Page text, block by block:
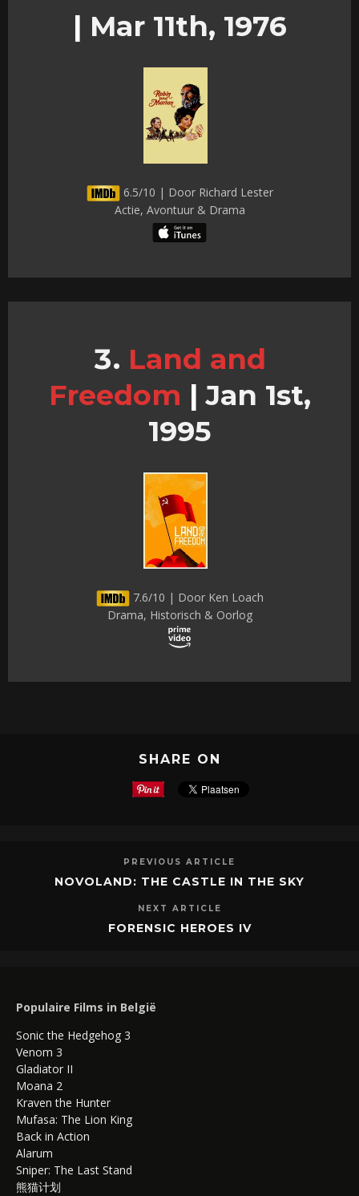
| Mar 11th, 1976
6.5/10 | Door Richard Lester
Actie, Avontuur & Drama
Land and
Freedom | Jan 1st,
1995
7.6/10 | Door Ken Loach
Drama, Historisch & Oorlog
SHARE ON
PREVIOUS ARTICLE
NOVOLAND: THE CASTLE IN THE SKY
NEXT ARTICLE
FORENSIC HEROES IV
Populaire Films in België
Sonic the Hedgehog 3
Venom 3
Gladiator II
Moana 2
Kraven the Hunter
Mufasa: The Lion King
Back in Action
Alarum
Sniper: The Last Stand
熊猫计划